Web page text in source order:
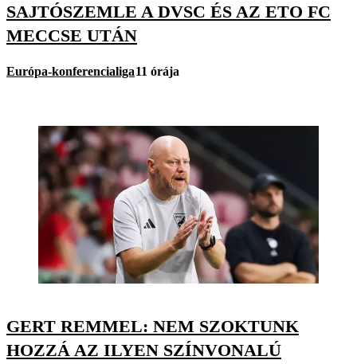
SAJTÓSZEMLE A DVSC ÉS AZ ETO FC
MECCSE UTÁN
Európa-konferencialiga11 órája
GERT REMMEL: NEM SZOKTUNK
HOZZÁ AZ ILYEN SZÍNVONALÚ